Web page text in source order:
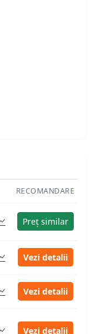
RECOMANDARE
Preț similar
Vezi detalii
Vezi detalii
Vezi detalii